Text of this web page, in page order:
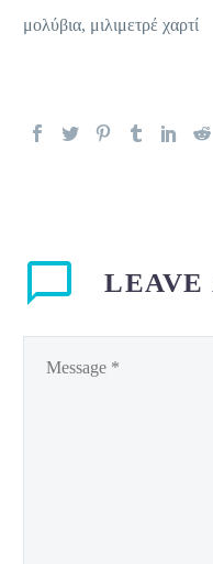
μολύβια, μιλιμετρέ χαρτί
LEAVE